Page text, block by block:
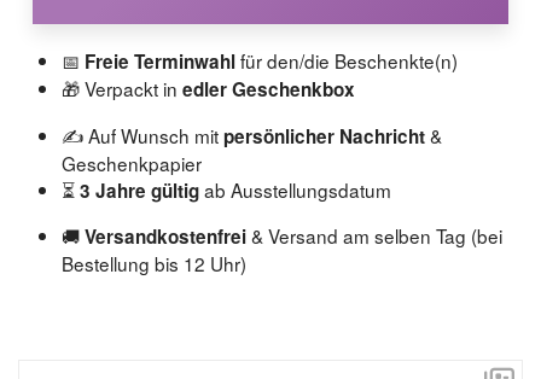
📅 Freie Terminwahlfür den/die Beschenkte(n)
🎁 Verpackt in edler Geschenkbox
✍️ Auf Wunsch mitpersönlicher Nachricht&
Geschenkpapier
⏳3 Jahre gültigab Ausstellungsdatum
🚚Versandkostenfrei& Versand am selben Tag (bei
Bestellung bis 12 Uhr)